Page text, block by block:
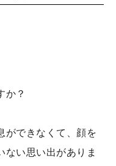
か？
ができなくて、顔を
ない思い出がありま